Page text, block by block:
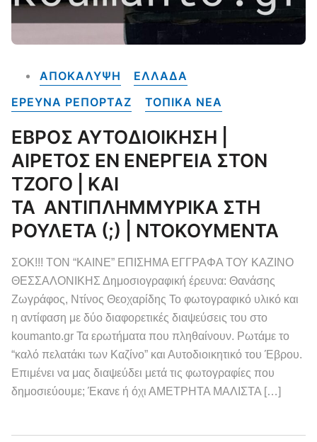
ΑΠΟΚΑΛΥΨΗ
ΕΛΛΑΔΑ
ΕΡΕΥΝΑ ΡΕΠΟΡΤΑΖ
ΤΟΠΙΚΑ NEA
ΕΒΡΟΣ ΑΥΤΟΔΙΟΙΚΗΣΗ |
ΑΙΡΕΤΟΣ ΕΝ ΕΝΕΡΓΕΙΑ ΣΤΟΝ
ΤΖΟΓΟ | ΚΑΙ
ΤΑ ΑΝΤΙΠΛΗΜΜΥΡΙΚΑ ΣΤΗ
ΡΟΥΛΕΤΑ (;) | ΝΤΟΚΟΥΜΕΝΤΑ
ΣΟΚ!!! ΤΟΝ “ΚΑΙΝΕ” ΕΠΙΣΗΜΑ ΕΓΓΡΑΦΑ ΤΟΥ ΚΑΖΙΝΟ
ΘΕΣΣΑΛΟΝΙΚΗΣ Δημοσιογραφική έρευνα: Θανάσης
Ζωγράφος, Ντίνος Θεοχαρίδης Το φωτογραφικό υλικό και
η αντίφαση με δύο διαφορετικές διαψεύσεις του στο
koumanto.gr Τα ερωτήματα που πληθαίνουν. Ρωτάμε το
“καλό πελατάκι των Καζίνο” και Αυτοδιοικητικό του Έβρου.
Επιμένει να μας διαψεύδει μετά τις φωτογραφίες που
δημοσιεύουμε; Έκανε ή όχι ΑΜΕΤΡΗΤΑ ΜΑΛΙΣΤΑ […]